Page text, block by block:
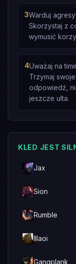
3Warduj
Skorzystaj z
wymusić
4Uważaj na
Trzymaj
odpowiedź,
jeszcze ulta.
KLED JEST
Jax
Sion
Rumble
Illaoi
Gangplank